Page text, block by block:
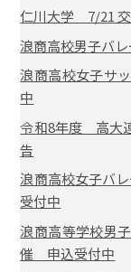
仁川大学 7/21
浪商高校男子バ
浪商高校女子サ
中
令和8年度 高大
告
浪商高校女子バ
受付中
浪商高等学校男
催 申込受付中